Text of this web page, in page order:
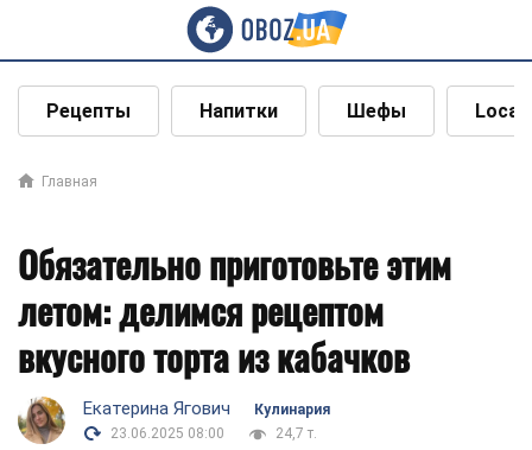
Рецепты Напитки Шефы Local
Главная
Обязательно приготовьте этим
летом: делимся рецептом
вкусного торта из кабачков
Екатерина Ягович
Кулинария
23.06.2025 08:00
24,7 т.